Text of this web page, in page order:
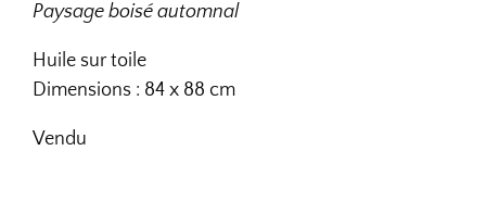
Paysage boisé automnal
Huile sur toile
Dimensions : 84 x 88 cm
Vendu